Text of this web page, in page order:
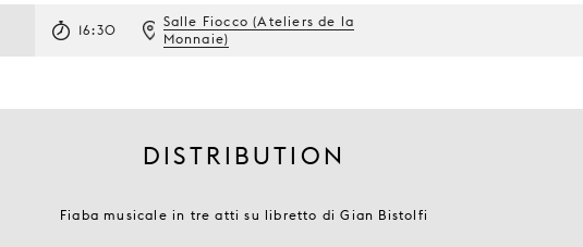
16:30
Salle Fiocco (Ateliers de la
Monnaie)
DISTRIBUTION
Fiaba musicale in tre atti su libretto di Gian Bistolfi